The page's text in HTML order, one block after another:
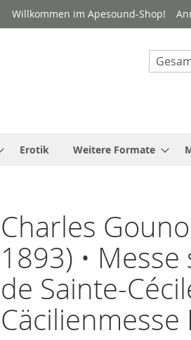
Willkommen im Apesound-Shop!
Suche
Erotik Weitere Formate
Charles
1893) •
de Sainte-
Cäcilienmesse